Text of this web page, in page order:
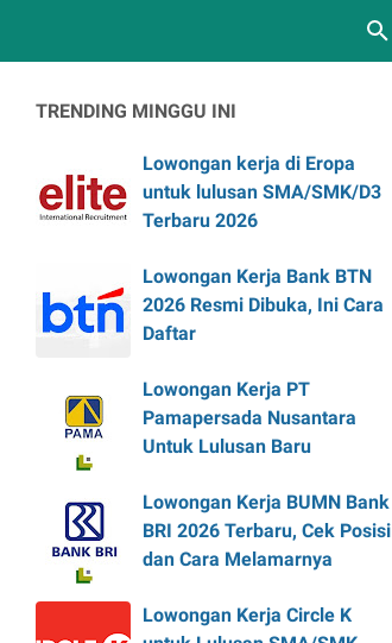
TRENDING MINGGU INI
Lowongan kerja di Eropa
untuk lulusan SMA/SMK/D3
Terbaru 2026
Lowongan Kerja Bank BTN
2026 Resmi Dibuka, Ini Cara
Daftar
Lowongan Kerja PT
Pamapersada Nusantara
Untuk Lulusan Baru
Lowongan Kerja BUMN Bank
BRI 2026 Terbaru, Cek Posisi
dan Cara Melamarnya
Lowongan Kerja Circle K